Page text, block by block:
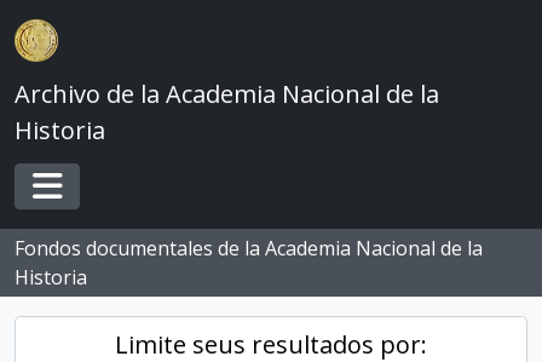
Skip to main content
Archivo de la Academia Nacional de la
Historia
Toggle navigation
Fondos documentales de la Academia Nacional de la
Historia
Limite seus resultados por: